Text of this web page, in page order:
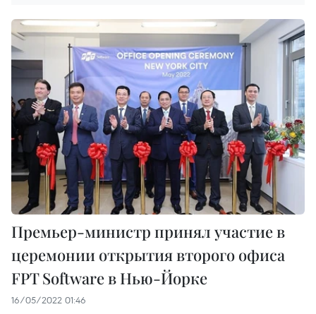
Премьер-министр принял участие в
церемонии открытия второго офиса
FPT Software в Нью-Йорке
16/05/2022 01:46